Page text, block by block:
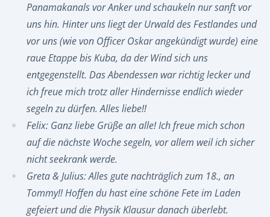
Panamakanals vor Anker und schaukeln nur sanft vor
uns hin. Hinter uns liegt der Urwald des Festlandes und
vor uns (wie von Officer Oskar angekündigt wurde) eine
raue Etappe bis Kuba, da der Wind sich uns
entgegenstellt. Das Abendessen war richtig lecker und
ich freue mich trotz aller Hindernisse endlich wieder
segeln zu dürfen. Alles liebe!!
Felix: Ganz liebe Grüße an alle! Ich freue mich schon
auf die nächste Woche segeln, vor allem weil ich sicher
nicht seekrank werde.
Greta & Julius: Alles gute nachträglich zum 18., an
Tommy!! Hoffen du hast eine schöne Fete im Laden
gefeiert und die Physik Klausur danach überlebt.